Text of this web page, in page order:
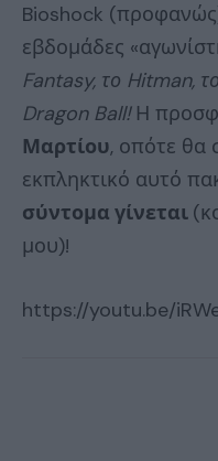
Bioshock
εβδομάδες
Fantasy, το Hitman,
Dragon Ball! Η
Μαρτίου, οπότε θα
εκπληκτικό αυτό
σύντομα γίνεται
μου)!
https://youtu.be/